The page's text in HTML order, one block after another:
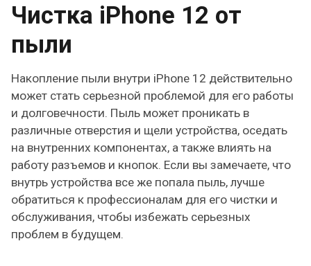
Чистка iPhone 12 от
пыли
Накопление пыли внутри iPhone 12 действительно
может стать серьезной проблемой для его работы
и долговечности. Пыль может проникать в
различные отверстия и щели устройства, оседать
на внутренних компонентах, а также влиять на
работу разъемов и кнопок. Если вы замечаете, что
внутрь устройства все же попала пыль, лучше
обратиться к профессионалам для его чистки и
обслуживания, чтобы избежать серьезных
проблем в будущем.